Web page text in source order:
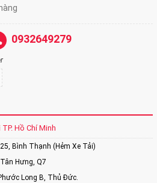
0932649279
Hồ Chí Minh
Bình Thạnh (Hẻm Xe Tải)
Hưng, Q7
Long B, Thủ Đức.